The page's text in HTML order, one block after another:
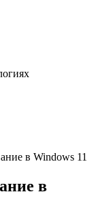
в Windows 11
в